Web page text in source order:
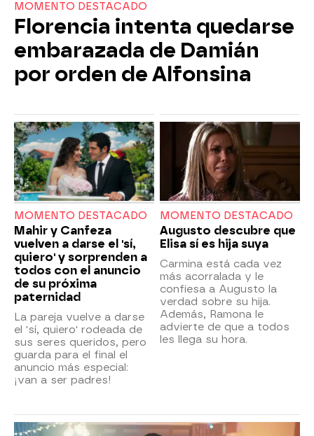
MOMENTO DESTACADO
Florencia intenta quedarse
embarazada de Damián
por orden de Alfonsina
MOMENTO DESTACADO
Mahir y Canfeza
vuelven a darse el 'sí,
quiero' y sorprenden a
todos con el anuncio
de su próxima
paternidad
La pareja vuelve a darse
el 'sí, quiero' rodeada de
sus seres queridos, pero
guarda para el final el
anuncio más especial:
¡van a ser padres!
MOMENTO DESTACADO
Augusto descubre que
Elisa sí es hija suya
Carmina está cada vez
más acorralada y le
confiesa a Augusto la
verdad sobre su hija.
Además, Ramona le
advierte de que a todos
les llega su hora.